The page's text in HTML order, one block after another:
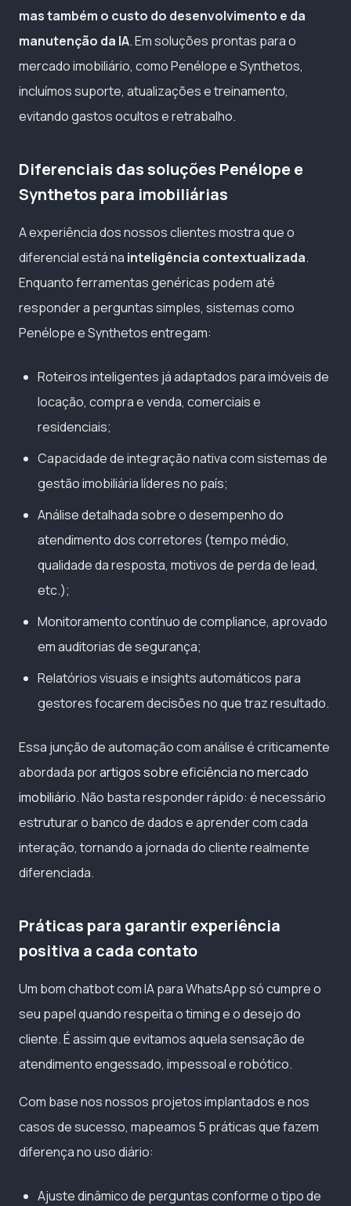
mas também o custo do desenvolvimento e da
manutenção da IA. Em soluções prontas para o
mercado imobiliário, como Penélope e Synthetos,
incluímos suporte, atualizações e treinamento,
evitando gastos ocultos e retrabalho.
Diferenciais das soluções Penélope e
Synthetos para imobiliárias
A experiência dos nossos clientes mostra que o
diferencial está na inteligência contextualizada.
Enquanto ferramentas genéricas podem até
responder a perguntas simples, sistemas como
Penélope e Synthetos entregam:
Roteiros inteligentes já adaptados para imóveis de
locação, compra e venda, comerciais e
residenciais;
Capacidade de integração nativa com sistemas de
gestão imobiliária líderes no país;
Análise detalhada sobre o desempenho do
atendimento dos corretores (tempo médio,
qualidade da resposta, motivos de perda de lead,
etc.);
Monitoramento contínuo de compliance, aprovado
em auditorias de segurança;
Relatórios visuais e insights automáticos para
gestores focarem decisões no que traz resultado.
Essa junção de automação com análise é criticamente
abordada porartigos sobre eficiência no mercado
imobiliário. Não basta responder rápido: é necessário
estruturar o banco de dados e aprender com cada
interação, tornando a jornada do cliente realmente
diferenciada.
Práticas para garantir experiência
positiva a cada contato
Um bom chatbot com IA para WhatsApp só cumpre o
seu papel quando respeita o timing e o desejo do
cliente. É assim que evitamos aquela sensação de
atendimento engessado, impessoal e robótico.
Com base nos nossos projetos implantados e nos
casos de sucesso, mapeamos 5 práticas que fazem
diferença no uso diário:
Ajuste dinâmico de perguntas conforme o tipo de